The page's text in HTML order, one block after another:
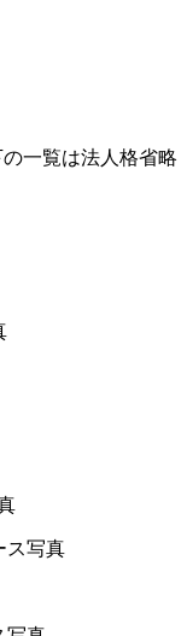
の一覧は法人格省略